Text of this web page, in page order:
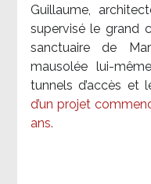
Guillaume,
supervisé le grand
sanctuaire de
mausolée lui-
tunnels d’accès et
d’un projet
ans.